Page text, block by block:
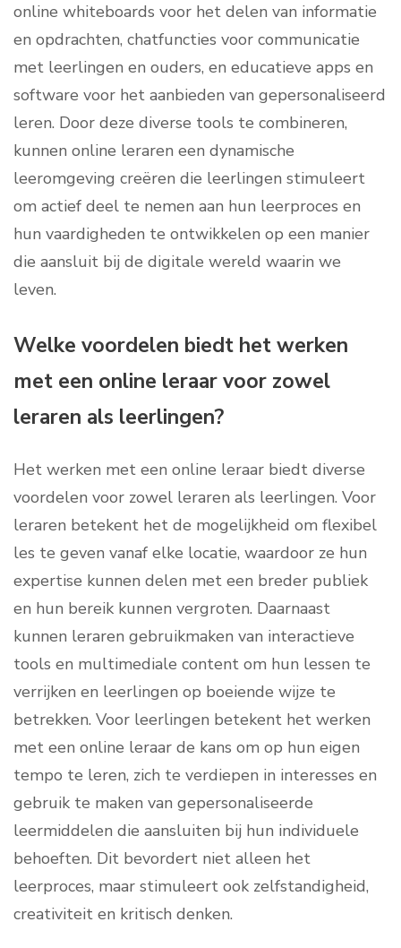
online whiteboards voor het delen van informatie
en opdrachten, chatfuncties voor communicatie
met leerlingen en ouders, en educatieve apps en
software voor het aanbieden van gepersonaliseerd
leren. Door deze diverse tools te combineren,
kunnen online leraren een dynamische
leeromgeving creëren die leerlingen stimuleert
om actief deel te nemen aan hun leerproces en
hun vaardigheden te ontwikkelen op een manier
die aansluit bij de digitale wereld waarin we
leven.
Welke voordelen biedt het werken
met een online leraar voor zowel
leraren als leerlingen?
Het werken met een online leraar biedt diverse
voordelen voor zowel leraren als leerlingen. Voor
leraren betekent het de mogelijkheid om flexibel
les te geven vanaf elke locatie, waardoor ze hun
expertise kunnen delen met een breder publiek
en hun bereik kunnen vergroten. Daarnaast
kunnen leraren gebruikmaken van interactieve
tools en multimediale content om hun lessen te
verrijken en leerlingen op boeiende wijze te
betrekken. Voor leerlingen betekent het werken
met een online leraar de kans om op hun eigen
tempo te leren, zich te verdiepen in interesses en
gebruik te maken van gepersonaliseerde
leermiddelen die aansluiten bij hun individuele
behoeften. Dit bevordert niet alleen het
leerproces, maar stimuleert ook zelfstandigheid,
creativiteit en kritisch denken.